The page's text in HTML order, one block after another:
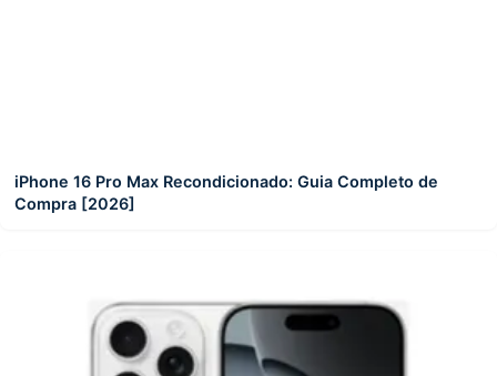
iPhone 16 Pro Max Recondicionado: Guia Completo de
Compra [2026]